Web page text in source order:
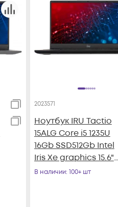
2023571
Ноутбук IRU Tactio
15ALG Core i5 1235U
16Gb SSD512Gb Intel
Iris Xe graphics 15.6"
IPS FHD (1920x1080
В наличии: 100+ шт